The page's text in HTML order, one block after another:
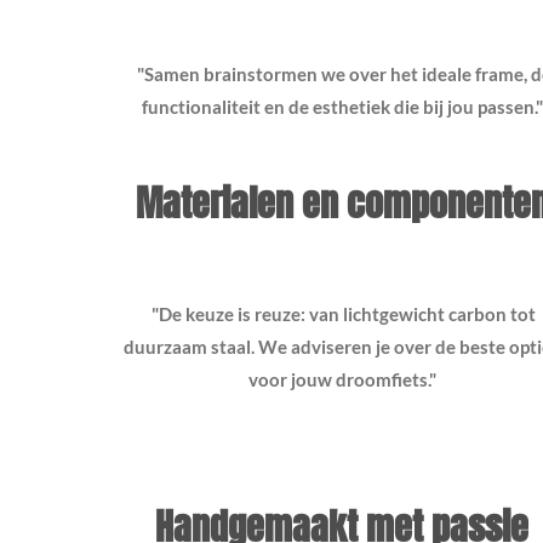
"Samen brainstormen we over het ideale frame,
functionaliteit en de esthetiek die bij jou passen."
Materialen en
"De keuze is reuze: van lichtgewicht carbon tot
duurzaam staal. We adviseren je over de beste
voor jouw droomfiets."
Handgemaakt met passie